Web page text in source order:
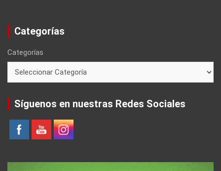
Categorías
Categorías
Síguenos en nuestras Redes Sociales